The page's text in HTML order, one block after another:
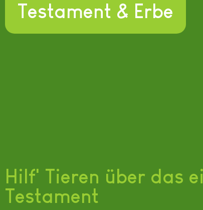
Testament & Erbe
Hilf' Tieren über das
Testament